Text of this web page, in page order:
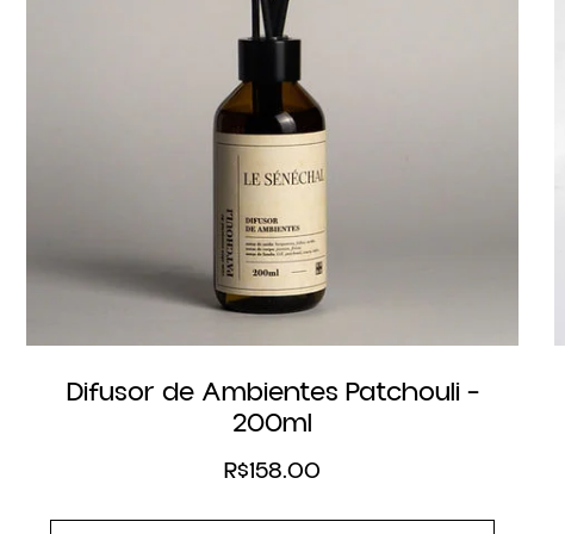
Difusor de Ambientes Patchouli –
200ml
R$158.00